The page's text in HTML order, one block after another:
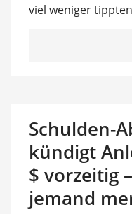
viel weniger
Schulden-
kündigt
$ vorzeitig
jemand